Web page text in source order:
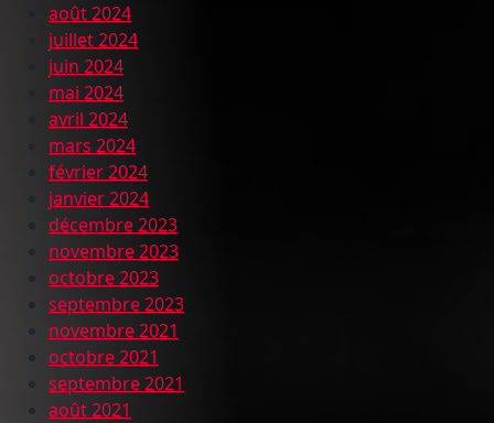
août 2024
juillet 2024
juin 2024
mai 2024
avril 2024
mars 2024
février 2024
janvier 2024
décembre 2023
novembre 2023
octobre 2023
septembre 2023
novembre 2021
octobre 2021
septembre 2021
août 2021